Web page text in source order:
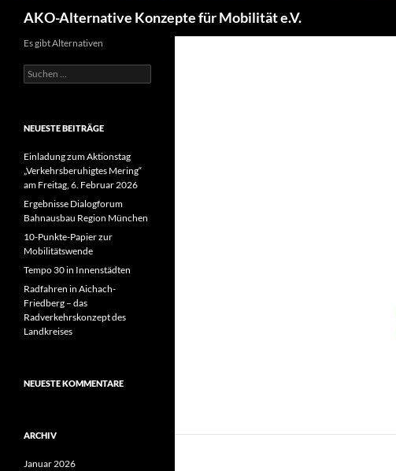
AKO-Alternative Konzepte für Mobilität e.V.
Es gibt Alternativen
Suchen
nach:
NEUESTE BEITRÄGE
Einladung zum Aktionstag
„Verkehrsberuhigtes Mering“
am Freitag, 6. Februar 2026
Ergebnisse Dialogforum
Bahnausbau Region München
10-Punkte-Papier zur
Mobilitätswende
Tempo 30 in Innenstädten
Radfahren in Aichach-
Friedberg – das
Radverkehrskonzept des
Landkreises
NEUESTE KOMMENTARE
ARCHIV
Januar 2026